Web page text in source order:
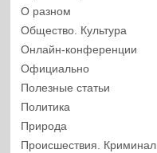
О разном
Общество. Культура
Онлайн-конференции
Официально
Полезные статьи
Политика
Природа
Происшествия. Криминал